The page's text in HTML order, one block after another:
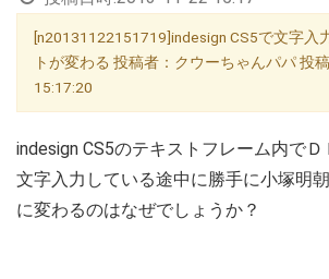
[n20131122151719]indesign CS5で文字入
トが変わる 投稿者：クウーちゃんパパ 投
15:17:20
indesign CS5のテキストフレーム内で
文字入力している途中に勝手に小塚明
に変わるのはなぜでしょうか？